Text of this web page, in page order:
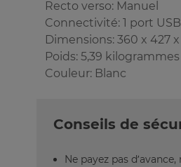
Recto verso: Manuel
Connectivité: 1 port
Dimensions: 360 x 427
Poids: 5,39 kilogrammes
Couleur: Blanc
Conseils de
Ne payez pas